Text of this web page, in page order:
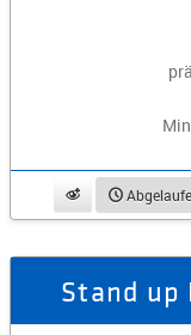
beobachten
Stand up